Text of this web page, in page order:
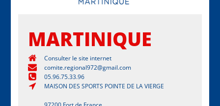
MARTINIQUE
Consulter le site internet
comite.regional972@gmail.com
05.96.75.33.96
MAISON DES SPORTS POINTE DE LA VIERGE